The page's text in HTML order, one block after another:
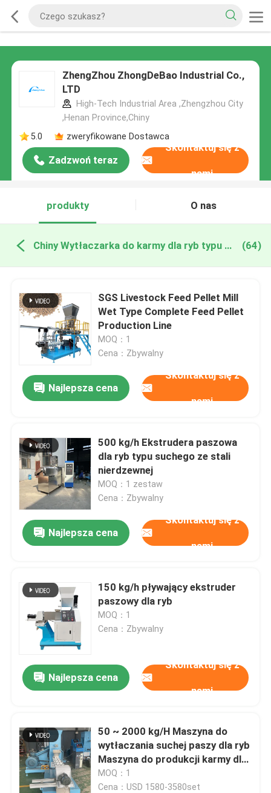
ZhengZhou ZhongDeBao Industrial Co.,
LTD
High-Tech Industrial Area ,Zhengzhou City
,Henan Province,Chiny
5.0
zweryfikowane Dostawca
Zadzwoń teraz
Skontaktuj się z
nami
produkty O nas
Chiny Wytłaczarka do karmy dla ryb typu suchego (64)
SGS Livestock Feed Pellet Mill
Wet Type Complete Feed Pellet
Production Line
MOQ：1
Cena：Zbywalny
Najlepsza cena
Skontaktuj się z
nami
500 kg/h Ekstrudera paszowa
dla ryb typu suchego ze stali
nierdzewnej
MOQ：1 zestaw
Cena：Zbywalny
Najlepsza cena
Skontaktuj się z
nami
150 kg/h pływający ekstruder
paszowy dla ryb
MOQ：1
Cena：Zbywalny
Najlepsza cena
Skontaktuj się z
nami
50 ~ 2000 kg/H Maszyna do
wytłaczania suchej paszy dla ryb
Maszyna do produkcji karmy dla
psów 5,5-160 KW
MOQ：1
Cena：USD 1580-3580set